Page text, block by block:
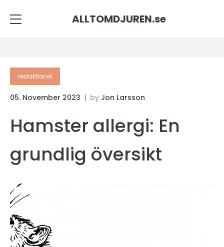
ALLTOMDJUREN.se
redaktionel
05. November 2023 by Jon Larsson
Hamster allergi: En
grundlig översikt